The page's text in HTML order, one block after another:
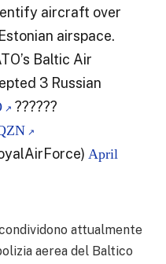
aircraft over
airspace.
Baltic Air
3 Russian
??????
April
attualmente
aerea del Baltico